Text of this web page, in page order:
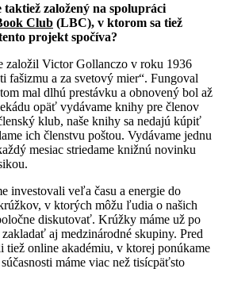
založený na spolupráci
Club (LBC), v ktorom sa tiež
projekt spočíva?
založil Victor Gollanczo v roku 1936
fašizmu a za svetový mier“. Fungoval
mal dlhú prestávku a obnovený bol až
opäť vydávame knihy pre členov
klub, naše knihy sa nedajú kúpiť
ich členstvu poštou. Vydávame jednu
mesiac striedame knižnú novinku
investovali veľa času a energie do
v ktorých môžu ľudia o našich
diskutovať. Krúžky máme už po
aj medzinárodné skupiny. Pred
tiež online akadémiu, v ktorej ponúkame
máme viac než tisícpäťsto